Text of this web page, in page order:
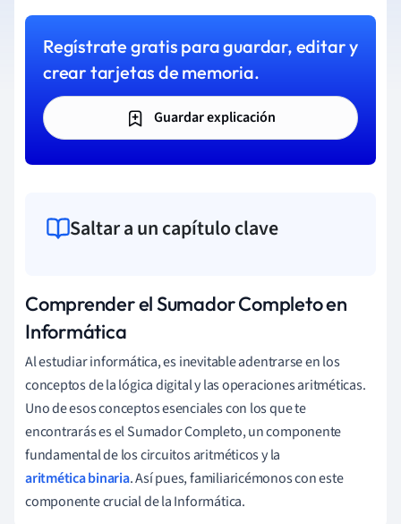
Regístrate gratis para guardar, editar y
crear tarjetas de memoria.
Guardar explicación
Saltar a un capítulo clave
Comprender el Sumador Completo en
Informática
Al estudiar informática, es inevitable adentrarse en los
conceptos de la lógica digital y las operaciones aritméticas.
Uno de esos conceptos esenciales con los que te
encontrarás es el Sumador Completo, un componente
fundamental de los circuitos aritméticos y la
aritmética binaria. Así pues, familiaricémonos con este
componente crucial de la Informática.